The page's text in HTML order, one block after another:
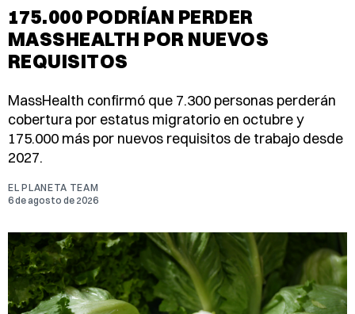
175.000 PODRÍAN PERDER
MASSHEALTH POR NUEVOS
REQUISITOS
MassHealth confirmó que 7.300 personas perderán
cobertura por estatus migratorio en octubre y
175.000 más por nuevos requisitos de trabajo desde
2027.
EL PLANETA TEAM
6 de agosto de 2026